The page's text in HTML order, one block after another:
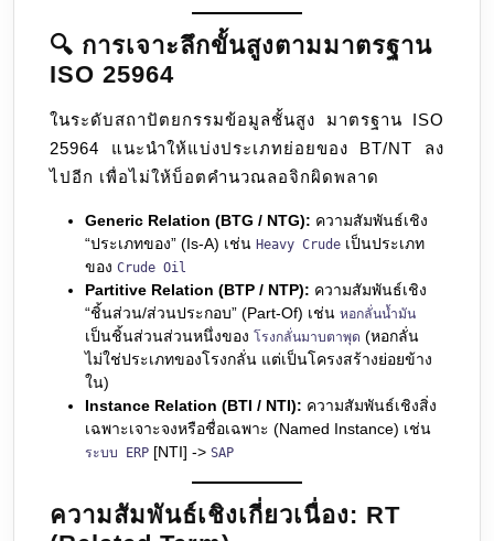
🔍 การเจาะลึกขั้นสูงตามมาตรฐาน
ISO 25964
ในระดับสถาปัตยกรรมข้อมูลชั้นสูง มาตรฐาน ISO
25964 แนะนำให้แบ่งประเภทย่อยของ BT/NT ลง
ไปอีก เพื่อไม่ให้บ็อตคำนวณลอจิกผิดพลาด
Generic Relation (BTG / NTG): ความสัมพันธ์เชิง
“ประเภทของ” (Is-A) เช่น Heavy Crude เป็นประเภท
ของ Crude Oil
Partitive Relation (BTP / NTP): ความสัมพันธ์เชิง
“ชิ้นส่วน/ส่วนประกอบ” (Part-Of) เช่น หอกลั่นน้ำมัน
เป็นชิ้นส่วนส่วนหนึ่งของ โรงกลั่นมาบตาพุด (หอกลั่น
ไม่ใช่ประเภทของโรงกลั่น แต่เป็นโครงสร้างย่อยข้าง
ใน)
Instance Relation (BTI / NTI): ความสัมพันธ์เชิงสิ่ง
เฉพาะเจาะจงหรือชื่อเฉพาะ (Named Instance) เช่น
ระบบ ERP [NTI] -> SAP
ความสัมพันธ์เชิงเกี่ยวเนื่อง: RT